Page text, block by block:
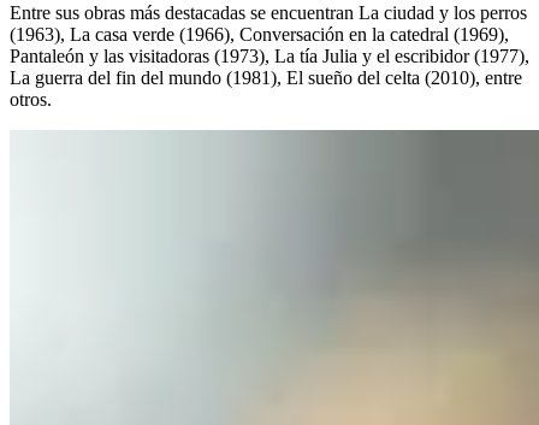
Entre sus obras más destacadas se encuentran La ciudad y los perros
(1963), La casa verde (1966), Conversación en la catedral (1969),
Pantaleón y las visitadoras (1973), La tía Julia y el escribidor (1977),
La guerra del fin del mundo (1981), El sueño del celta (2010), entre
otros.